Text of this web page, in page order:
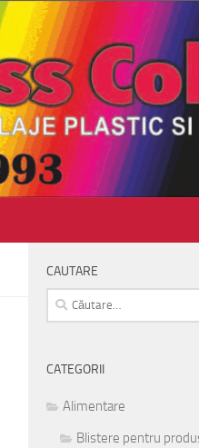
CAUTARE
Caută
după:
CATEGORII
Alimentare
Blistere pentru